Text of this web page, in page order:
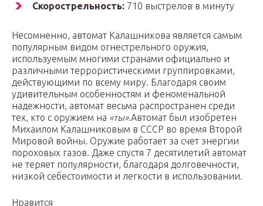
Скорострельность: 710 выстрелов в минуту
Несомненно, автомат Калашникова является самым
популярным видом огнестрельного оружия,
используемым многими странами официально и
различными террористическими группировками,
действующими по всему миру. Благодаря своим
удивительным особенностям и феноменальной
надежности, автомат весьма распространен среди
тех, кто с оружием на «ты».Автомат был изобретен
Михаилом Калашниковым в СССР во время Второй
Мировой войны. Оружие работает за счет энергии
пороховых газов. Даже спустя 7 десятилетий автомат
не теряет популярности, благодаря долговечности,
низкой себестоимости и легкости в использовании.
Нравится